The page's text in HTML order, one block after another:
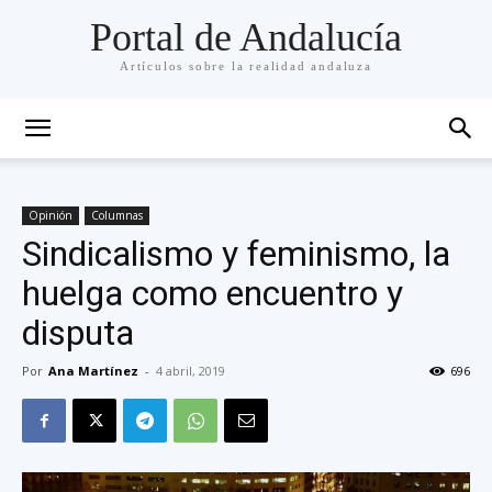
Portal de Andalucía
Artículos sobre la realidad andaluza
Opinión Columnas
Sindicalismo y feminismo, la
huelga como encuentro y
disputa
Por Ana Martínez - 4 abril, 2019 696